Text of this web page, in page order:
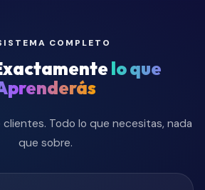
COMPLETO
lo que
Todo lo que necesitas, nada
que sobre.